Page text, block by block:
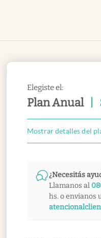
Elegiste el:
Plan Anual
Mostrar detalles del
¿Necesitás
Llamanos al
hs. o envianos